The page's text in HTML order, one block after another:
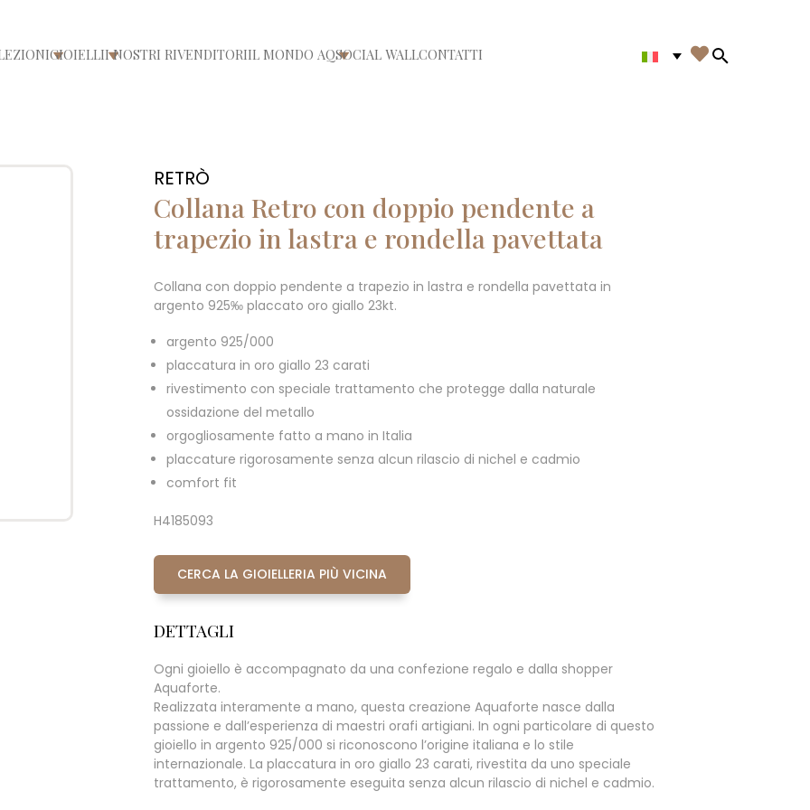
menù
Apri/chiudi menù
GIOIELLIApri/chiudi menù
I NOSTRI RIVENDITORIIL MONDO AQApri/chiudi menù
SOCIAL WALLCONTATTI 
Search in
RETRÒ
Collana Retro con doppio pendente a
trapezio in lastra e rondella pavettata
Collana con doppio pendente a trapezio in lastra e rondella pavettata in
argento 925‰ placcato oro giallo 23kt.
argento 925/000
placcatura in oro giallo 23 carati
rivestimento con speciale trattamento che protegge dalla naturale
ossidazione del metallo
orgogliosamente fatto a mano in Italia
placcature rigorosamente senza alcun rilascio di nichel e cadmio
comfort fit
H4185093
CERCA LA GIOIELLERIA PIÙ VICINA
DETTAGLI
Ogni gioiello è accompagnato da una confezione regalo e dalla shopper
Aquaforte.
Realizzata interamente a mano, questa creazione Aquaforte nasce dalla
passione e dall’esperienza di maestri orafi artigiani. In ogni particolare di questo
gioiello in argento 925/000 si riconoscono l’origine italiana e lo stile
internazionale. La placcatura in oro giallo 23 carati, rivestita da uno speciale
trattamento, è rigorosamente eseguita senza alcun rilascio di nichel e cadmio.